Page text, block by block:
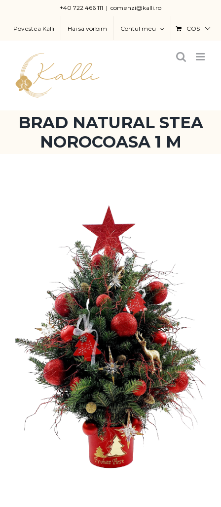
content
+40 722 466 111 | comenzi@kalli.ro
Povestea Kalli Hai sa vorbim Contul meu COS
BRAD NATURAL STEA
NOROCOASA 1 M